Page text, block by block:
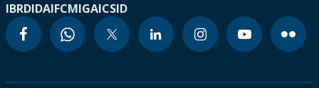
IBRDIDAIFCMIGAICSID